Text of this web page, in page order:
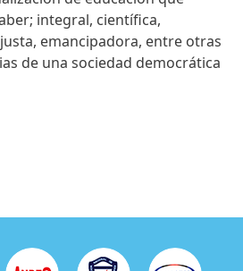
integral, científica,
emancipadora, entre otras
de una sociedad democrática